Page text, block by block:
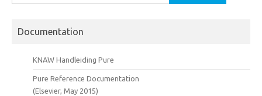
for:
Documentation
KNAW Handleiding Pure
Pure Reference Documentation
(Elsevier, May 2015)